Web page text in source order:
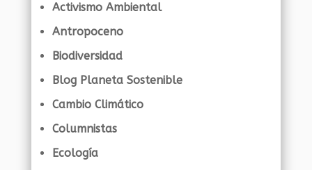
Activismo Ambiental
Antropoceno
Biodiversidad
Blog Planeta Sostenible
Cambio Climático
Columnistas
Ecología